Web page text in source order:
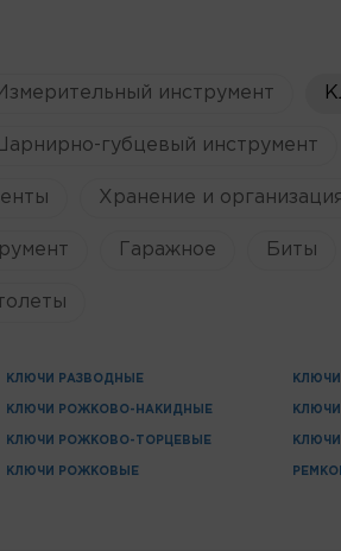
инструмент
губцевый инструмент
Хранение и
Гаражное Биты
КЛЮЧИ РАЗВОДНЫЕ
КЛЮЧИ РОЖКОВО-НАКИДНЫЕ
КЛЮЧИ РОЖКОВО-ТОРЦЕВЫЕ
КЛЮЧИ РОЖКОВЫЕ